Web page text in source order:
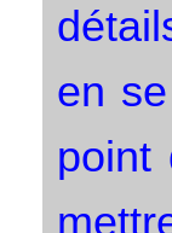
en
point